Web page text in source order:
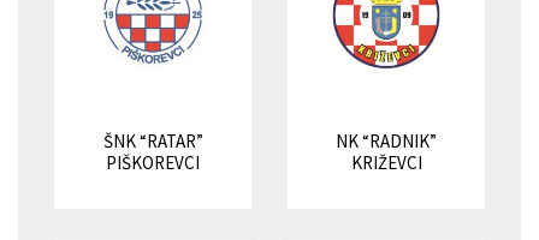
ŠNK “RATAR”
PIŠKOREVCI
NK “RADNIK”
KRIŽEVCI